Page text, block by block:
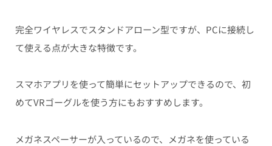
完全ワイヤレスでスタンドアローン型ですが、PCに接続し
て使える点が大きな特徴です。
スマホアプリを使って簡単にセットアップできるので、初
めてVRゴーグルを使う方にもおすすめします。
メガネスペーサーが入っているので、メガネを使っている